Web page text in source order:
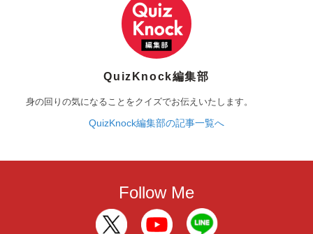
QuizKnock編集部
身の回りの気になることをクイズでお伝えいたします。
QuizKnock編集部の記事一覧へ
Follow Me